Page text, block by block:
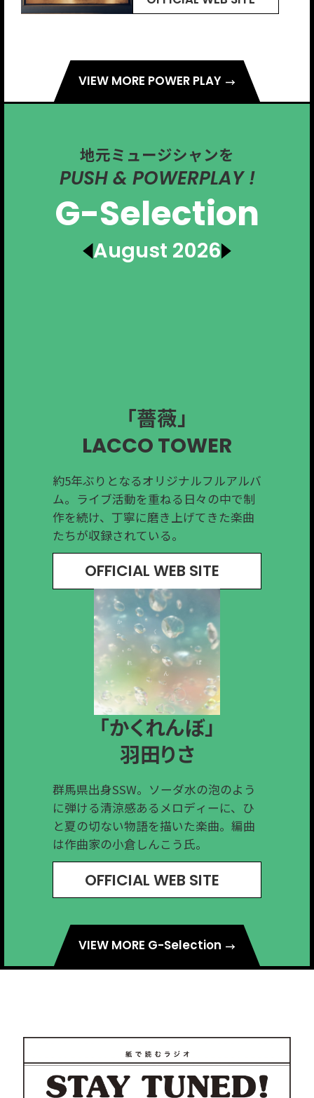
VIEW MORE POWER PLAY
OFFICIAL WEB SITE
OFFICIAL WEB SITE
地元ミュージシャンを
PUSH & POWERPLAY !
G-Selection
August 2026
VIEW MORE G-Selection
「薔薇」
LACCO TOWER
約5年ぶりとなるオリジナルフルアルバ
ム。ライブ活動を重ねる日々の中で制
作を続け、丁寧に磨き上げてきた楽曲
たちが収録されている。
OFFICIAL WEB SITE
「かくれんぼ」
羽田りさ
群馬県出身SSW。ソーダ水の泡のよう
に弾ける清涼感あるメロディーに、ひ
と夏の切ない物語を描いた楽曲。編曲
は作曲家の小倉しんこう氏。
OFFICIAL WEB SITE
「Halo」
SHAKALABBITS
2024年に活動を再開した
SHAKALABBITSが、再開後初となるミ
ニアルバムをリリース。ポップセンス
とスカパンクを軸としたサウンドが魅
力の１枚。
OFFICIAL WEB SITE
「毒」
工藤さくら
高崎出身の宅録音楽家。これまでの柔
らかでアンビエントな作風とは異な
り、疾走感溢れるストロングなロック
チューンに仕上がっている。
OFFICIAL WEB SITE
「Needed」
Ovall
桐生市在住mabanuaのバンド。メンバ
ー3人全員がプロデューサーとしても活
躍する音楽集団。光と影を映し出す二
面性が際立つアルバム。
OFFICIAL WEB SITE
「HIGHLIGHT」
Ivy to Fraudulent Game
群馬県で結成された3人組ロックバン
ド。15周年イヤーを終えた節目に制作
された本作は、原点回帰の意思を色濃
く反映したEP になった。
OFFICIAL WEB SITE
「レッツゴー花札」
ザ・リーサルウェポンズ
アメリカ出身サイボーグジョーさん
と、前橋出身アイキッドさんのユニッ
ト。
「花札」をテーマにした 80年代風ディ
スコソング。
OFFICIAL WEB SITE
「Small tree」
脇山えりか
福岡出身・群馬在住のシンガーソング
ライター。牧歌的でハートウォームな
歌声をアコースティックサウンドとと
もに届けている。
OFFICIAL WEB SITE
「euphoria」
The Gentle Flower.
沼田発の４人組ロックバンドThe
Gentle Flower. 日常の中に生まれる理
想と現実のわずかな “ズレ” に焦点を当
てた、哲学的な一曲。
OFFICIAL WEB SITE
「終わりが手招きしている」
HoSoVoSo
三重出身、高崎在住のシンガーソング
ライターホソボソ。「僕も誰かにアレ
ンジされたい。」という自身の一言か
ら、登山仲間で音楽家のはるこうべさ
んによるアレンジが決まり制作した
OFFICIAL WEB SITE